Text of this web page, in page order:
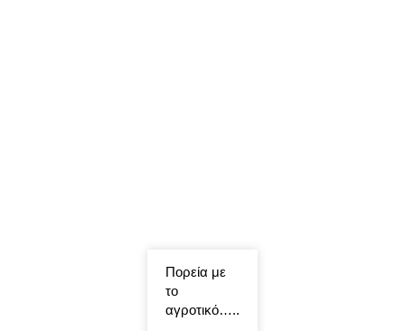
Πορεία με
το
αγροτικό…..